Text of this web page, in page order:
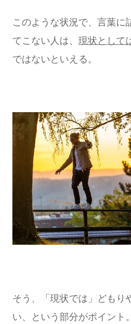
このような状況で、言葉に
てこない人は、 現状として
ではないといえる。
そう、「現状では」どもり
い、という部分がポイント。